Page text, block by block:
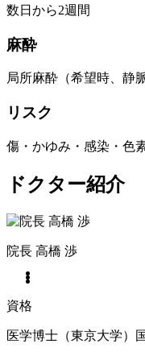
数日から2週間
麻酔
局所麻酔（希望時、静
リスク
傷・かゆみ・感染・色
ドクター紹介
院長 高橋 渉
資格
医学博士（東京大学）